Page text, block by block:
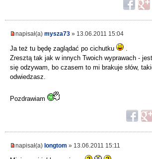
napisał(a) mysza73 » 13.06.2011 15:04
Ja też tu będę zaglądać po cichutku
.
Zresztą tak jak w innych Twoich wyprawach -
się odzywam, bo czasem to mi brakuje słów,
odwiedzasz.
Pozdrawiam
napisał(a) longtom » 13.06.2011 15:11